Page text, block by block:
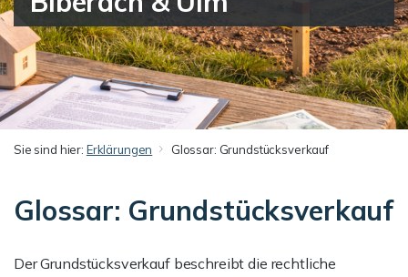
Sie sind hier: Erklärungen Glossar: Grundstücksverkauf
Glossar: Grundstücksverkauf
Der Grundstücksverkauf beschreibt die rechtliche